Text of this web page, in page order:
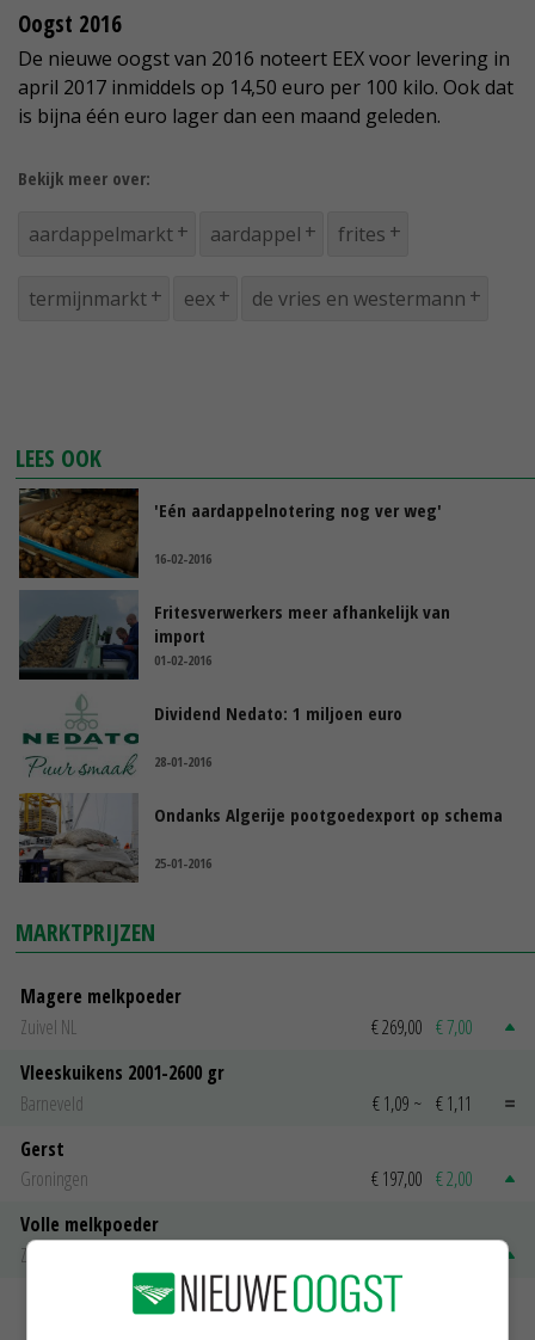
Oogst 2016
De nieuwe oogst van 2016 noteert EEX voor levering in
april 2017 inmiddels op 14,50 euro per 100 kilo. Ook dat
is bijna één euro lager dan een maand geleden.
Bekijk meer over:
aardappelmarkt aardappel frites
termijnmarkt eex de vries en westermann
LEES OOK
'Eén aardappelnotering nog ver weg'
16-02-2016
Fritesverwerkers meer afhankelijk van
import
01-02-2016
Dividend Nedato: 1 miljoen euro
28-01-2016
Ondanks Algerije pootgoedexport op schema
25-01-2016
MARKTPRIJZEN
Magere melkpoeder
Zuivel NL
€ 269,00 € 7,00
Vleeskuikens 2001-2600 gr
Barneveld
€ 1,09 ~ € 1,11
Gerst
Groningen
€ 197,00 € 2,00
Volle melkpoeder
Zuivel NL
MEER MARKTPRIJZEN